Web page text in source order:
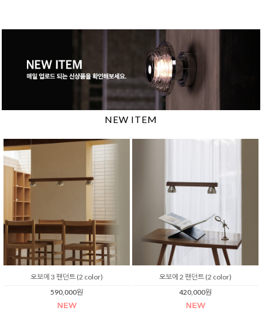
NEW ITEM
오보에 3 팬던트 (2 color)
590,000원
오보에 2 팬던트 (2 color)
420,000원